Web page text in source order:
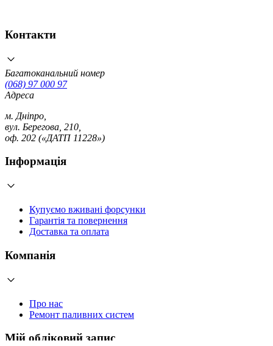
Контакти
Багатоканальний номер
(068) 97 000 97
Адреса
м. Дніпро,
вул. Берегова, 210,
оф. 202 («ДАТП 11228»)
Інформація
Купуємо вживані форсунки
Гарантія та повернення
Доставка та оплата
Компанія
Про нас
Ремонт паливних систем
Мій обліковий запис